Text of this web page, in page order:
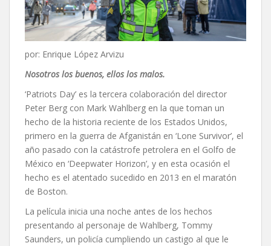
por: Enrique López Arvizu
Nosotros los buenos, ellos los malos.
‘Patriots Day’ es la tercera colaboración del director
Peter Berg con Mark Wahlberg en la que toman un
hecho de la historia reciente de los Estados Unidos,
primero en la guerra de Afganistán en ‘Lone Survivor’, el
año pasado con la catástrofe petrolera en el Golfo de
México en ‘Deepwater Horizon’, y en esta ocasión el
hecho es el atentado sucedido en 2013 en el maratón
de Boston.
La película inicia una noche antes de los hechos
presentando al personaje de Wahlberg, Tommy
Saunders, un policía cumpliendo un castigo al que le